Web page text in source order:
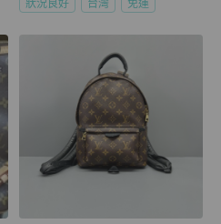
狀況良好 台灣 免運